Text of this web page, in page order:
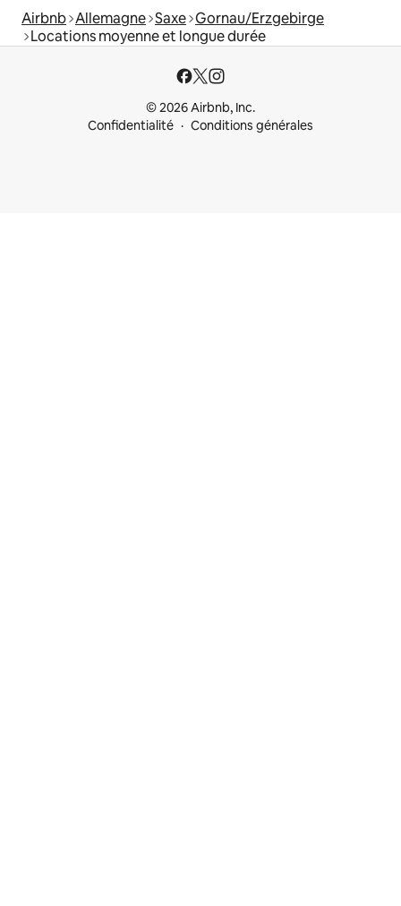
Airbnb Allemagne Saxe Gornau/Erzgebirge
Locations moyenne et longue durée
© 2026 Airbnb, Inc.
Confidentialité
Conditions générales